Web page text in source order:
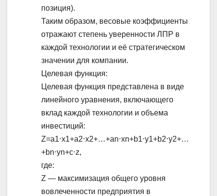
позиция).
Таким образом, весовые коэффициенты
отражают степень уверенности ЛПР в
каждой технологии и её стратегическом
значении для компании.
Целевая функция:
Целевая функция представлена в виде
линейного уравнения, включающего
вклад каждой технологии и объема
инвестиций:
Z=a1⋅x1+a2⋅x2+…+an⋅xn+b1⋅y1+b2⋅y2+…
+bn⋅yn+c⋅z,
где:
Z — максимизация общего уровня
вовлеченности предприятия в